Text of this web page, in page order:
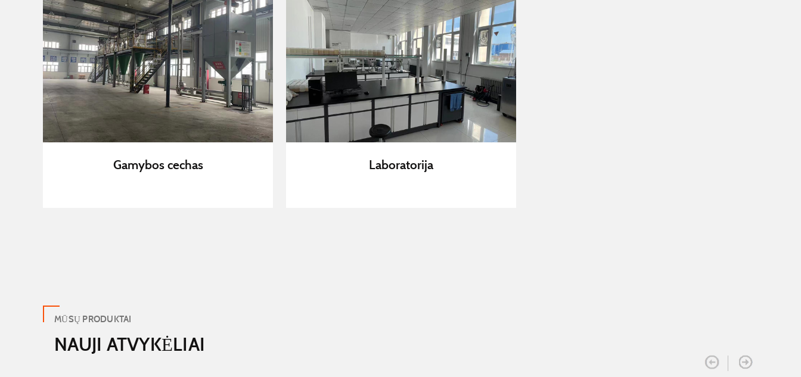
Gamybos cechas Laboratorija
MŪSŲ PRODUKTAI
NAUJI ATVYKĖLIAI